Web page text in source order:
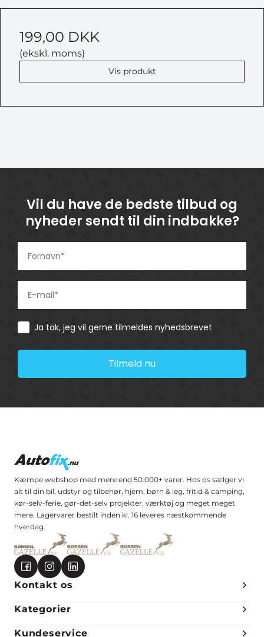
199,00 DKK
(ekskl. moms)
Vis produkt
Vil du have de bedste tilbud og
nyheder sendt til din indbakke?
Consent
Ja tak, jeg vil gerne tilmeldes nyhedsbrevet
Tilmeld nu
Kæmpe webshop med mere end 50.000+ varer. Hos os sælger vi
alt til din bil, udstyr og tilbehør, hjem, børn & leg, fritid & camping,
kør-selv-ferie, gør-det-selv projekter, værktøj og meget meget
mere. Lagervarer bestilt inden kl. 16 leveres næstkommende
hverdag.
Kontakt os
Kategorier
Kundeservice